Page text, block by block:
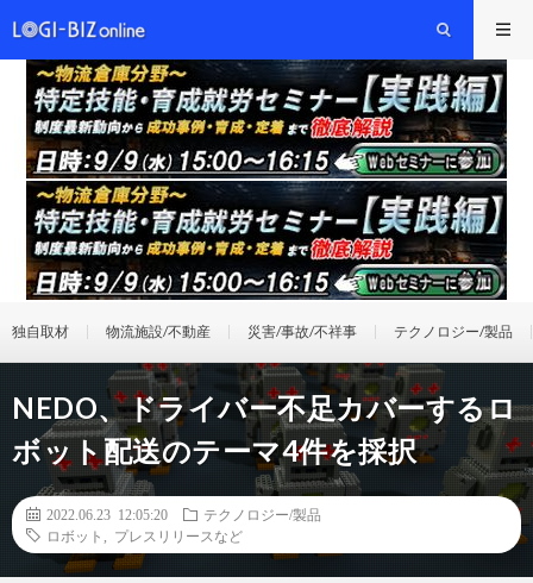
独自取材 物流施設/不動産 災害/事故/不祥事 テクノロジー/製品
NEDO、ドライバー不足カバーするロ
ボット配送のテーマ4件を採択
2022.06.23 12:05:20
テクノロジー/製品
ロボット
プレスリリースなど